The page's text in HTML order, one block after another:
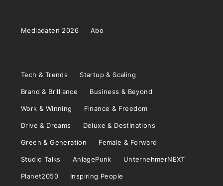
Mediadaten 2026 Abo
Tech & Trends Startup & Scaling
Brand & Brilliance Business & Beyond
Work & Winning Finance & Freedom
Drive & Dreams Deluxe & Destinations
Green & Generation Female & Forward
Studio Talks AnlagePunk UnternehmerNEXT
Planet2050 Inspiring People